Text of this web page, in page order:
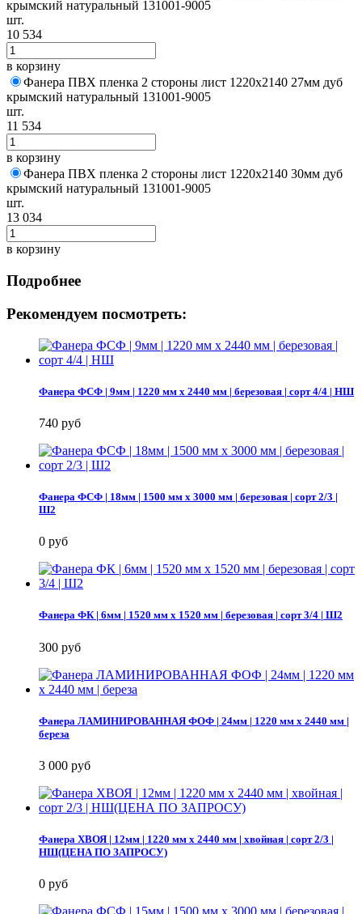
крымский натуральный 131001-9005
шт.
10 534
в корзину
Фанера ПВХ пленка 2 стороны лист 1220х2140 27мм дуб
крымский натуральный 131001-9005
шт.
11 534
в корзину
Фанера ПВХ пленка 2 стороны лист 1220х2140 30мм дуб
крымский натуральный 131001-9005
шт.
13 034
в корзину
Подробнее
Рекомендуем посмотреть:
Фанера ФСФ | 9мм | 1220 мм х 2440 мм | березовая | сорт 4/4 | НШ
740 руб
Фанера ФСФ | 18мм | 1500 мм х 3000 мм | березовая | сорт 2/3 |
Ш2
0 руб
Фанера ФК | 6мм | 1520 мм х 1520 мм | березовая | сорт 3/4 | Ш2
300 руб
Фанера ЛАМИНИРОВАННАЯ ФОФ | 24мм | 1220 мм х 2440 мм |
береза
3 000 руб
Фанера ХВОЯ | 12мм | 1220 мм х 2440 мм | хвойная | сорт 2/3 |
НШ(ЦЕНА ПО ЗАПРОСУ)
0 руб